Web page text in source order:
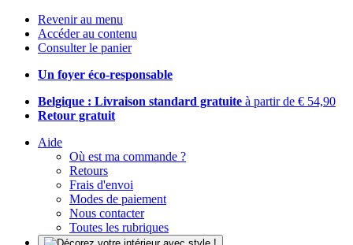
Revenir au menu
Accéder au contenu
Consulter le panier
Un foyer éco-responsable
Belgique : Livraison standard gratuite à partir de € 54,90
Retour gratuit
Aide
Où est ma commande ?
Retours
Frais d'envoi
Modes de paiement
Nous contacter
Toutes les rubriques